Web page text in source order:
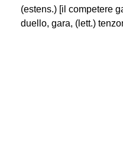
(estens.) [il competere
duello, gara, (lett.)